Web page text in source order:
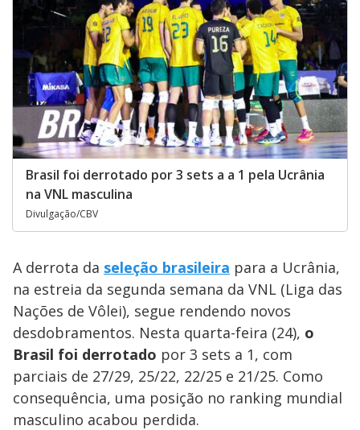
Brasil foi derrotado por 3 sets a a 1 pela Ucrânia
na VNL masculina
Divulgação/CBV
A derrota da seleção brasileira para a Ucrânia,
na estreia da segunda semana da VNL (Liga das
Nações de Vôlei), segue rendendo novos
desdobramentos. Nesta quarta-feira (24), o
Brasil foi derrotado por 3 sets a 1, com
parciais de 27/29, 25/22, 22/25 e 21/25. Como
consequência, uma posição no ranking mundial
masculino acabou perdida.